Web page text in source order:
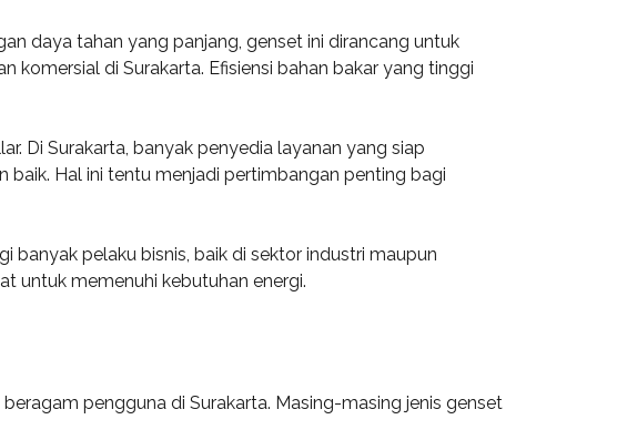
daya tahan yang panjang, genset ini dirancang untuk
di Surakarta. Efisiensi bahan bakar yang tinggi
Di Surakarta, banyak penyedia layanan yang siap
Hal ini tentu menjadi pertimbangan penting bagi
banyak pelaku bisnis, baik di sektor industri maupun
untuk memenuhi kebutuhan energi.
pengguna di Surakarta. Masing-masing jenis genset